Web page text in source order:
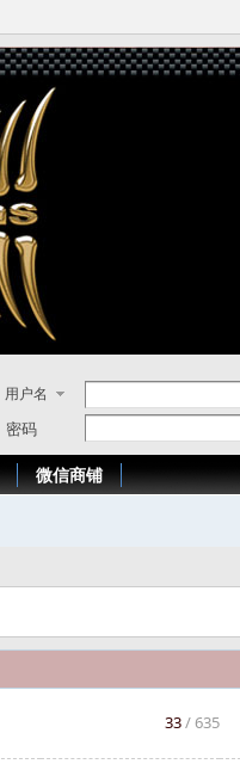
用户名
密码
微信商铺
33/ 635